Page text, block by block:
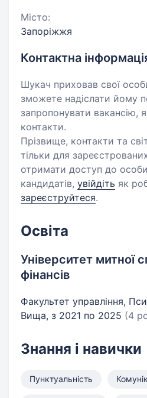
Місто:
Запоріжжя
Контактна
Шукач приховав свої
зможете надіслати йому
запропонувати вакансію,
контакти.
Прізвище, контакти та
тільки для
отримати доступ до
кандидатів, увійдіть як
зареєструйтеся.
Освіта
Університет митної
фінансів
Факультет управління,
Вища, з 2021 по 2025 (4
Знання і навички
Пунктуальність